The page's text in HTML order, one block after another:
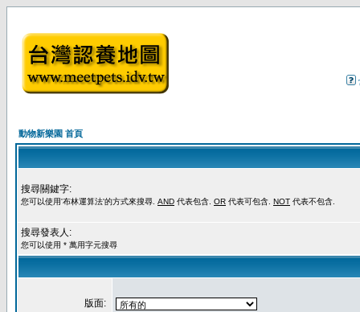
動物新樂園 首頁
搜尋關鍵字:
您可以使用'布林運算法'的方式來搜尋. AND 代表包含. OR 代表可包含. NOT 代表不包含.
搜尋發表人:
您可以使用 * 萬用字元搜尋
版面: